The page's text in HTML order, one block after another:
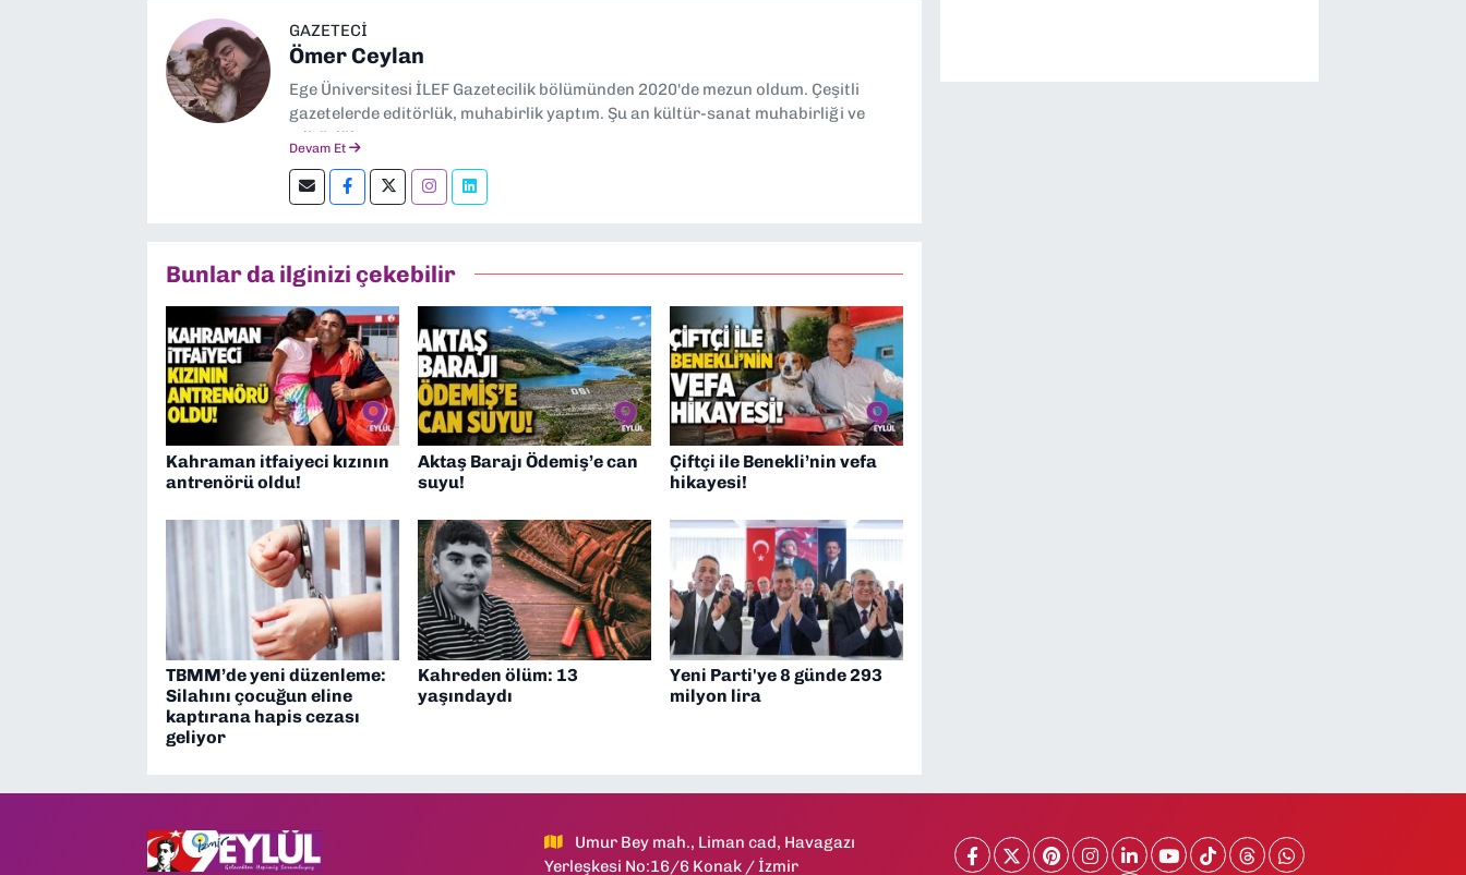
GAZETECİ
Ömer Ceylan
Ege Üniversitesi İLEF Gazetecilik bölümünden 2020'de mezun oldum. Çeşitli
gazetelerde editörlük, muhabirlik yaptım. Şu an kültür-sanat muhabirliği ve
editörlük yapıyorum.
Devam Et
Bunlar da ilginizi çekebilir
Kahraman itfaiyeci kızının
antrenörü oldu!
Aktaş Barajı Ödemiş’e can
suyu!
Çiftçi ile Benekli’nin vefa
hikayesi!
TBMM’de yeni düzenleme:
Silahını çocuğun eline
kaptırana hapis cezası
geliyor
Kahreden ölüm: 13
yaşındaydı
Yeni Parti'ye 8 günde 293
milyon lira
Umur Bey mah., Liman cad, Havagazı
Yerleşkesi No:16/6 Konak / İzmir